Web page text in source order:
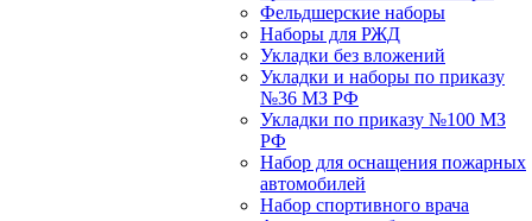
Фельдшерские наборы
Наборы для РЖД
Укладки без вложений
Укладки и наборы по приказу
№36 МЗ РФ
Укладки по приказу №100 МЗ
РФ
Набор для оснащения пожарных
автомобилей
Набор спортивного врача